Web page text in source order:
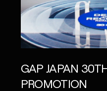
GAP JAPAN
PROMOTION